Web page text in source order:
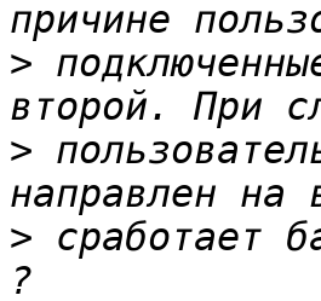
>
>
> сработает